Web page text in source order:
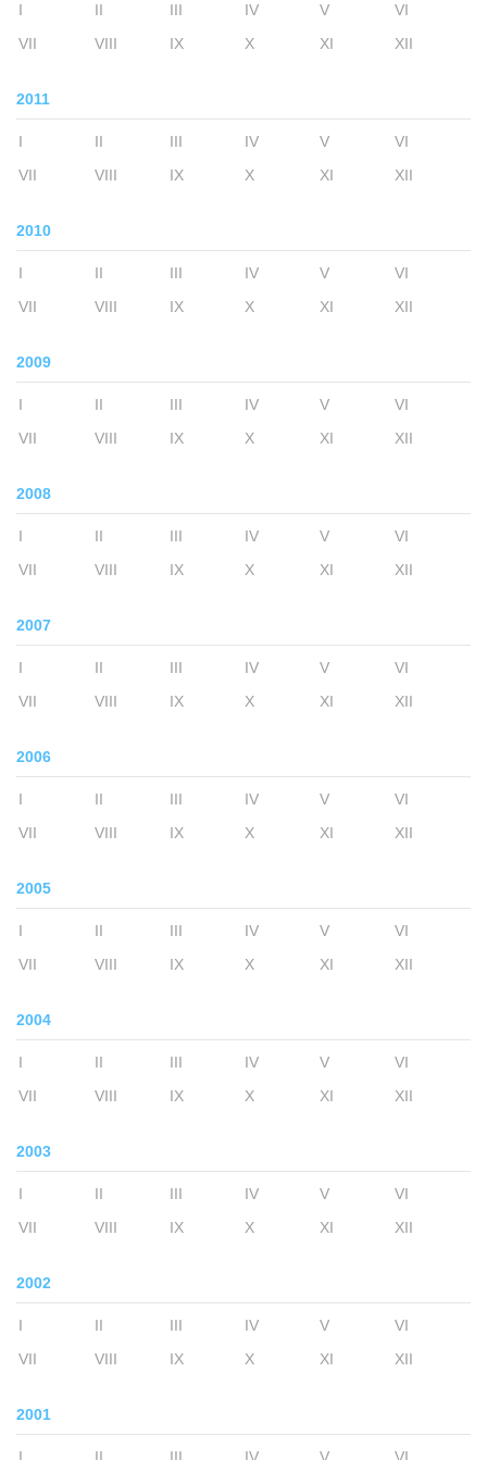
I II III IV V
VI
VII
VIII IX X XI XII
2011
I II III IV V
VI
VII
VIII IX X XI XII
2010
I II III IV V
VI
VII
VIII IX X XI XII
2009
I II III IV V
VI
VII
VIII IX X XI XII
2008
I II III IV V
VI
VII
VIII IX X XI XII
2007
I II III IV V
VI
VII
VIII IX X XI XII
2006
I II III IV V
VI
VII
VIII IX X XI XII
2005
I II III IV V
VI
VII
VIII IX X XI XII
2004
I II III IV V
VI
VII
VIII IX X XI XII
2003
I II III IV V
VI
VII
VIII IX X XI XII
2002
I II III IV V
VI
VII
VIII IX X XI XII
2001
I II III IV V VI